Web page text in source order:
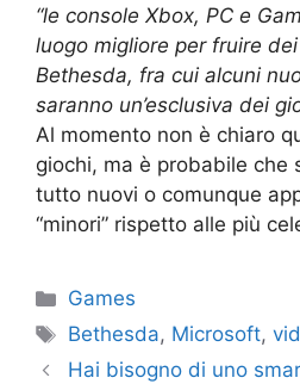
“le console Xbox, PC e
luogo migliore per fruire
Bethesda, fra cui alcuni
saranno un’esclusiva dei
Al momento non è chiaro
giochi, ma è probabile che
tutto nuovi o comunque
“minori” rispetto alle più
Categorie
Games
Tag
Bethesda, Microsoft,
Hai bisogno di uno